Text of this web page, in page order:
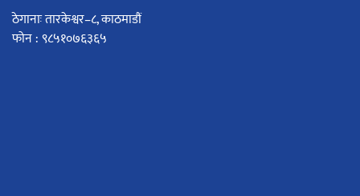
ठेगानाः तारकेश्वर–८, काठमाडौं
फोन : ९८५१०७६३६५